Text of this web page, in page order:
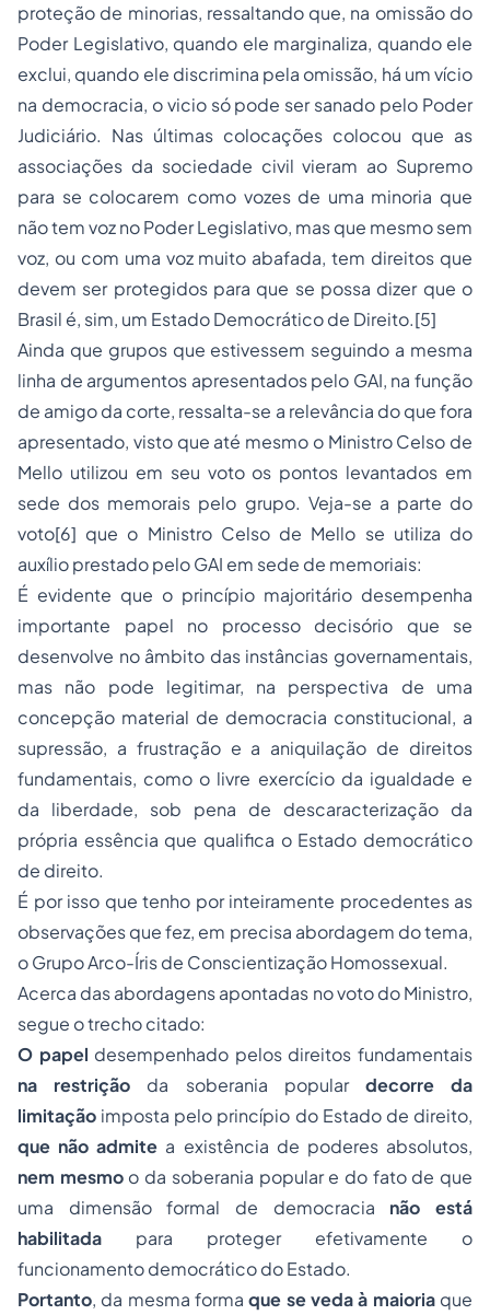
proteção de minorias, ressaltando que, na omissão do
Poder Legislativo, quando ele marginaliza, quando ele
exclui, quando ele discrimina pela omissão, há um vício
na democracia, o vicio só pode ser sanado pelo Poder
Judiciário. Nas últimas colocações colocou que as
associações da sociedade civil vieram ao Supremo
para se colocarem como vozes de uma minoria que
não tem voz no Poder Legislativo, mas que mesmo sem
voz, ou com uma voz muito abafada, tem direitos que
devem ser protegidos para que se possa dizer que o
Brasil é, sim, um Estado Democrático de Direito.[5]
Ainda que grupos que estivessem seguindo a mesma
linha de argumentos apresentados pelo GAI, na função
de amigo da corte, ressalta-se a relevância do que fora
apresentado, visto que até mesmo o Ministro Celso de
Mello utilizou em seu voto os pontos levantados em
sede dos memorais pelo grupo. Veja-se a parte do
voto[6] que o Ministro Celso de Mello se utiliza do
auxílio prestado pelo GAI em sede de memoriais:
É evidente que o princípio majoritário desempenha
importante papel no processo decisório que se
desenvolve no âmbito das instâncias governamentais,
mas não pode legitimar, na perspectiva de uma
concepção material de democracia constitucional, a
supressão, a frustração e a aniquilação de direitos
fundamentais, como o livre exercício da igualdade e
da liberdade, sob pena de descaracterização da
própria essência que qualifica o Estado democrático
de direito.
É por isso que tenho por inteiramente procedentes as
observações que fez, em precisa abordagem do tema,
o Grupo Arco-Íris de Conscientização Homossexual.
Acerca das abordagens apontadas no voto do Ministro,
segue o trecho citado:
O papel desempenhado pelos direitos fundamentais
na restrição da soberania popular decorre da
limitação imposta pelo princípio do Estado de direito,
que não admite a existência de poderes absolutos,
nem mesmoo da soberania popular e do fato de que
uma dimensão formal de democracia não está
habilitada para proteger efetivamente o
funcionamento democrático do Estado.
Portanto, da mesma formaque se veda à maioriaque